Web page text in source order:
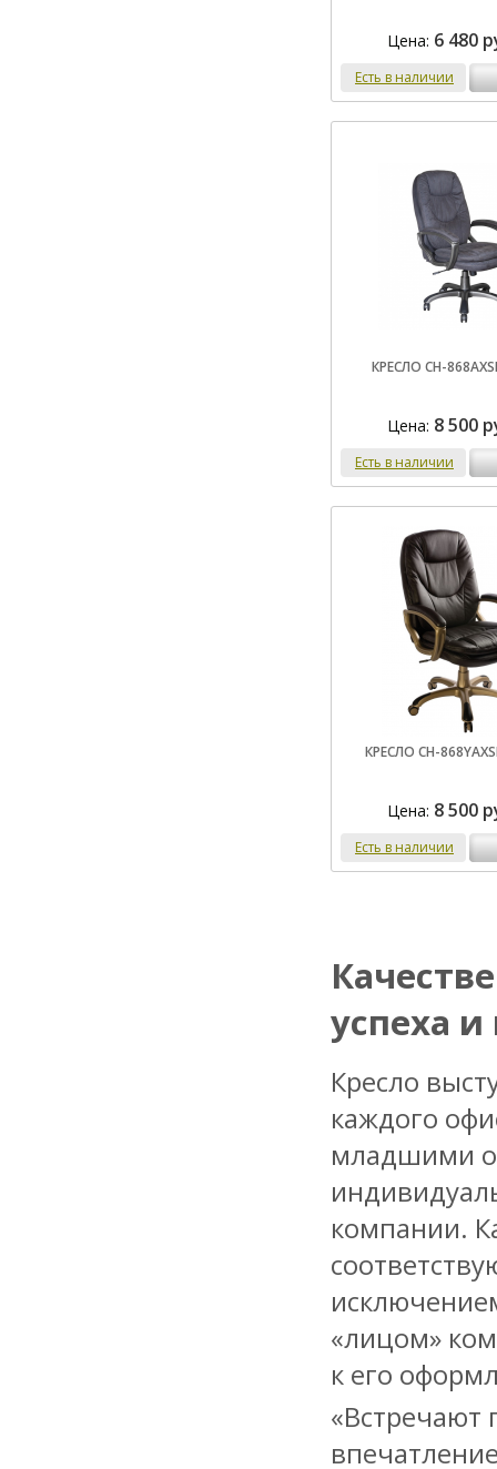
Цена: 6 480
Есть в наличии
КРЕСЛО CH-
Цена: 8 500
Есть в наличии
КРЕСЛО CH-
Цена: 8 500
Есть в наличии
успеха
Кресло
каждого
младшими
компании.
«лицом»
к его
«Встречают